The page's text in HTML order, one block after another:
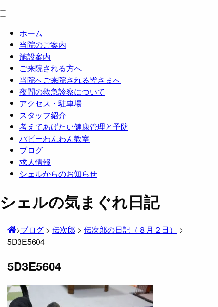
ホーム
当院のご案内
施設案内
ご来院される方へ
当院へご来院される皆さまへ
夜間の救急診察について
アクセス・駐車場
スタッフ紹介
考えてあげたい健康管理と予防
パピーわんわん教室
ブログ
求人情報
シェルからのお知らせ
シェルの気まぐれ日記
>ブログ > 伝次郎 > 伝次郎の日記（８月２日）
>
5D3E5604
5D3E5604